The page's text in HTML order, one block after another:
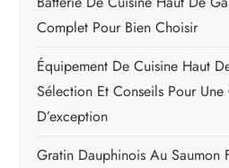
Complet Pour Bien Choisir
Équipement De Cuisine Haut
Sélection Et Conseils Pour Une
D’exception
Gratin Dauphinois Au Saumon